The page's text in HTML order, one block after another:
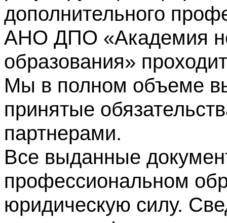
дополнительного
АНО ДПО «Академия
образования»
Мы в полном объеме
принятые
партнерами.
Все выданные
профессиональном
юридическую силу.